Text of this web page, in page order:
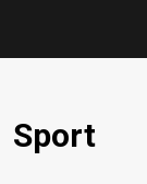
Sport